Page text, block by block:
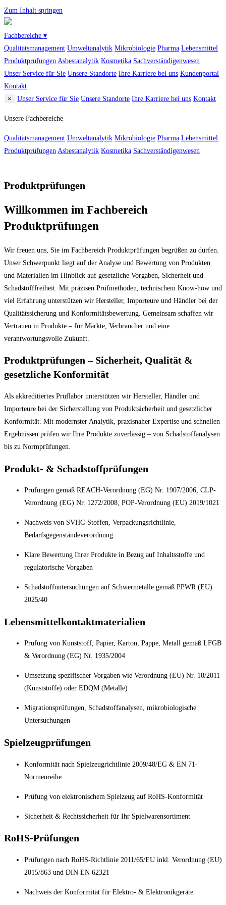
Zum Inhalt springen
Fachbereiche ▾
Qualitätsmanagement Umweltanalytik Mikrobiologie Pharma Lebensmittel
Produktprüfungen Asbestanalytik Kosmetika Sachverständigenwesen
Unser Service für Sie Unsere Standorte Ihre Karriere bei uns Kundenportal
Kontakt
×
Unser Service für Sie Unsere Standorte Ihre Karriere bei uns Kontakt
Unsere Fachbereiche
Qualitätsmanagement Umweltanalytik Mikrobiologie Pharma Lebensmittel
Produktprüfungen Asbestanalytik Kosmetika Sachverständigenwesen
Produktprüfungen
Willkommen im Fachbereich
Produktprüfungen
Wir freuen uns, Sie im Fachbereich Produktprüfungen begrüßen zu dürfen.
Unser Schwerpunkt liegt auf der Analyse und Bewertung von Produkten
und Materialien im Hinblick auf gesetzliche Vorgaben, Sicherheit und
Schadstofffreiheit. Mit präzisen Prüfmethoden, technischem Know-how und
viel Erfahrung unterstützen wir Hersteller, Importeure und Händler bei der
Qualitätssicherung und Konformitätsbewertung. Gemeinsam schaffen wir
Vertrauen in Produkte – für Märkte, Verbraucher und eine
verantwortungsvolle Zukunft.
Produktprüfungen – Sicherheit, Qualität &
gesetzliche Konformität
Als akkreditiertes Prüflabor unterstützen wir Hersteller, Händler und
Importeure bei der Sicherstellung von Produktsicherheit und gesetzlicher
Konformität. Mit modernster Analytik, praxisnaher Expertise und schnellen
Ergebnissen prüfen wir Ihre Produkte zuverlässig – von Schadstoffanalysen
bis zu Normprüfungen.
Produkt- & Schadstoffprüfungen
Prüfungen gemäß REACH-Verordnung (EG) Nr. 1907/2006, CLP-
Verordnung (EG) Nr. 1272/2008, POP-Verordnung (EU) 2019/1021
Nachweis von SVHC-Stoffen, Verpackungsrichtlinie,
Bedarfsgegenständeverordnung
Klare Bewertung Ihrer Produkte in Bezug auf Inhaltsstoffe und
regulatorische Vorgaben
Schadstoffuntersuchungen auf Schwermetalle gemäß PPWR (EU)
2025/40
Lebensmittelkontaktmaterialien
Prüfung von Kunststoff, Papier, Karton, Pappe, Metall gemäß LFGB
& Verordnung (EG) Nr. 1935/2004
Umsetzung spezifischer Vorgaben wie Verordnung (EU) Nr. 10/2011
(Kunststoffe) oder EDQM (Metalle)
Migrationsprüfungen, Schadstoffanalysen, mikrobiologische
Untersuchungen
Spielzeugprüfungen
Konformität nach Spielzeugrichtlinie 2009/48/EG & EN 71-
Normenreihe
Prüfung von elektronischem Spielzeug auf RoHS-Konformität
Sicherheit & Rechtssicherheit für Ihr Spielwarensortiment
RoHS-Prüfungen
Prüfungen nach RoHS-Richtlinie 2011/65/EU inkl. Verordnung (EU)
2015/863 und DIN EN 62321
Nachweis der Konformität für Elektro- & Elektronikgeräte